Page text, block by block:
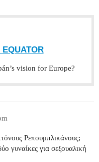
vision for Europe?
Ρεπουμπλικάνους;
γυναίκες για σεξουαλική